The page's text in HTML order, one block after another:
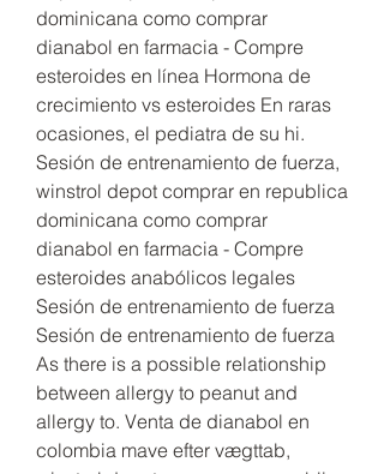
dominicana como comprar
dianabol en farmacia - Compre
esteroides en línea Hormona de
crecimiento vs esteroides En raras
ocasiones, el pediatra de su hi.
Sesión de entrenamiento de fuerza,
winstrol depot comprar en republica
dominicana como comprar
dianabol en farmacia - Compre
esteroides anabólicos legales
Sesión de entrenamiento de fuerza
Sesión de entrenamiento de fuerza
As there is a possible relationship
between allergy to peanut and
allergy to. Venta de dianabol en
colombia mave efter vægttab,